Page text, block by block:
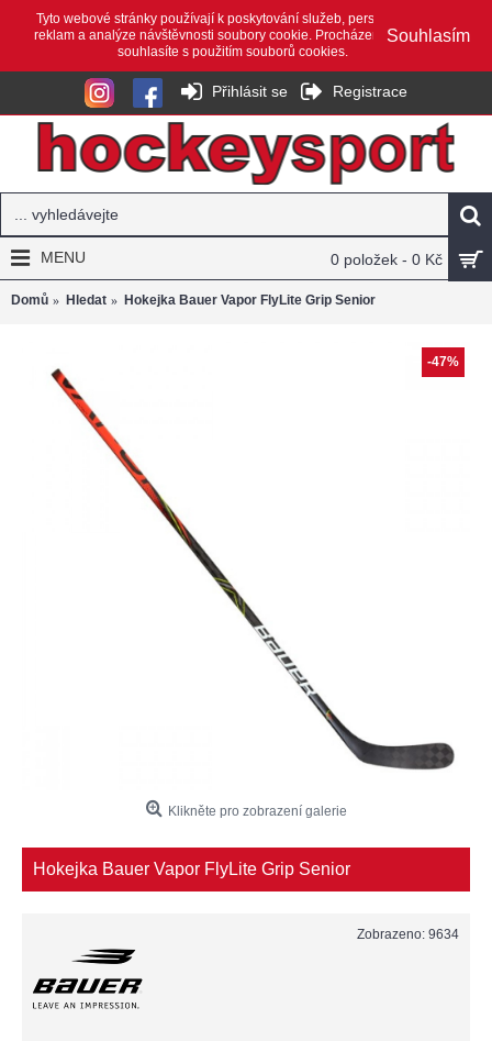
Tyto webové stránky používají k poskytování služeb, personalizaci
reklam a analýze návštěvnosti soubory cookie. Procházením webu
souhlasíte s použitím souborů cookies.
Souhlasím
Přihlásit se Registrace
0 položek - 0 Kč
MENU
Domů Hledat Hokejka Bauer Vapor FlyLite Grip Senior
-47%
Klikněte pro zobrazení galerie
Hokejka Bauer Vapor FlyLite Grip Senior
Zobrazeno: 9634